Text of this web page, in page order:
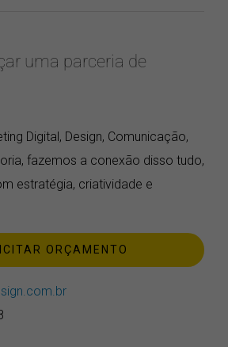
uma parceria de
Digital, Design, Comunicação,
fazemos a conexão disso tudo,
estratégia, criatividade e
ORÇAMENTO